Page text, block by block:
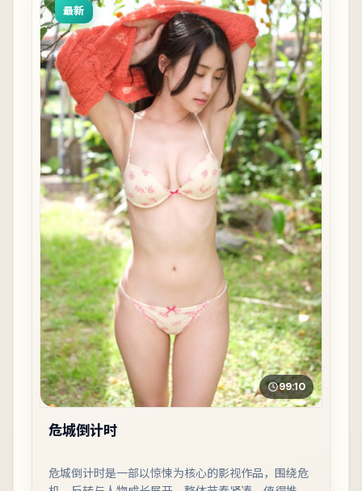
最新
99:10
危城倒计时
危城倒计时是一部以惊悚为核心的影视作品，围绕危